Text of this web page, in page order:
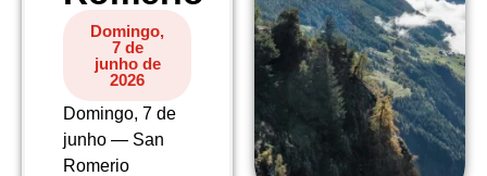
Domingo,
7 de
junho de
2026
Domingo, 7 de
junho — San
Romerio